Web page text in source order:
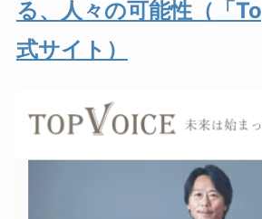
る、人々の可能性（「
式サイト）